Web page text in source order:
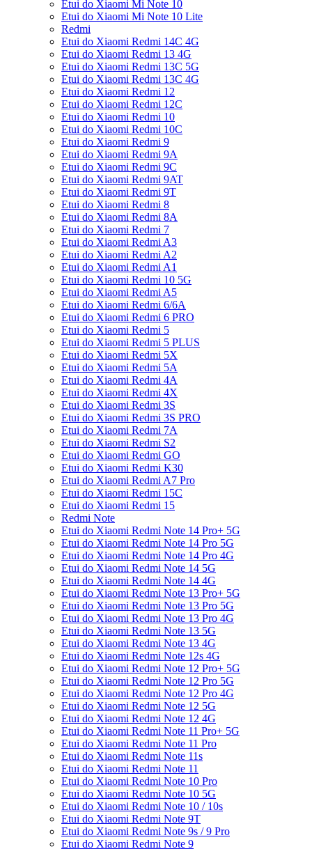
Etui do Xiaomi Mi Note 10
Etui do Xiaomi Mi Note 10 Lite
Redmi
Etui do Xiaomi Redmi 14C 4G
Etui do Xiaomi Redmi 13 4G
Etui do Xiaomi Redmi 13C 5G
Etui do Xiaomi Redmi 13C 4G
Etui do Xiaomi Redmi 12
Etui do Xiaomi Redmi 12C
Etui do Xiaomi Redmi 10
Etui do Xiaomi Redmi 10C
Etui do Xiaomi Redmi 9
Etui do Xiaomi Redmi 9A
Etui do Xiaomi Redmi 9C
Etui do Xiaomi Redmi 9AT
Etui do Xiaomi Redmi 9T
Etui do Xiaomi Redmi 8
Etui do Xiaomi Redmi 8A
Etui do Xiaomi Redmi 7
Etui do Xiaomi Redmi A3
Etui do Xiaomi Redmi A2
Etui do Xiaomi Redmi A1
Etui do Xiaomi Redmi 10 5G
Etui do Xiaomi Redmi A5
Etui do Xiaomi Redmi 6/6A
Etui do Xiaomi Redmi 6 PRO
Etui do Xiaomi Redmi 5
Etui do Xiaomi Redmi 5 PLUS
Etui do Xiaomi Redmi 5X
Etui do Xiaomi Redmi 5A
Etui do Xiaomi Redmi 4A
Etui do Xiaomi Redmi 4X
Etui do Xiaomi Redmi 3S
Etui do Xiaomi Redmi 3S PRO
Etui do Xiaomi Redmi 7A
Etui do Xiaomi Redmi S2
Etui do Xiaomi Redmi GO
Etui do Xiaomi Redmi K30
Etui do Xiaomi Redmi A7 Pro
Etui do Xiaomi Redmi 15C
Etui do Xiaomi Redmi 15
Redmi Note
Etui do Xiaomi Redmi Note 14 Pro+ 5G
Etui do Xiaomi Redmi Note 14 Pro 5G
Etui do Xiaomi Redmi Note 14 Pro 4G
Etui do Xiaomi Redmi Note 14 5G
Etui do Xiaomi Redmi Note 14 4G
Etui do Xiaomi Redmi Note 13 Pro+ 5G
Etui do Xiaomi Redmi Note 13 Pro 5G
Etui do Xiaomi Redmi Note 13 Pro 4G
Etui do Xiaomi Redmi Note 13 5G
Etui do Xiaomi Redmi Note 13 4G
Etui do Xiaomi Redmi Note 12s 4G
Etui do Xiaomi Redmi Note 12 Pro+ 5G
Etui do Xiaomi Redmi Note 12 Pro 5G
Etui do Xiaomi Redmi Note 12 Pro 4G
Etui do Xiaomi Redmi Note 12 5G
Etui do Xiaomi Redmi Note 12 4G
Etui do Xiaomi Redmi Note 11 Pro+ 5G
Etui do Xiaomi Redmi Note 11 Pro
Etui do Xiaomi Redmi Note 11s
Etui do Xiaomi Redmi Note 11
Etui do Xiaomi Redmi Note 10 Pro
Etui do Xiaomi Redmi Note 10 5G
Etui do Xiaomi Redmi Note 10 / 10s
Etui do Xiaomi Redmi Note 9T
Etui do Xiaomi Redmi Note 9s / 9 Pro
Etui do Xiaomi Redmi Note 9